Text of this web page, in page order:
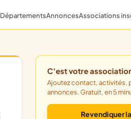
DépartementsAnnoncesAssociations
C'est votre
Ajoutez contact, activités, photos et
annonces. Gratuit, en 5
Revendiquer